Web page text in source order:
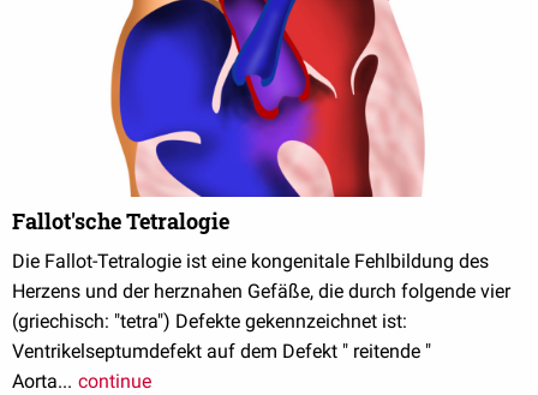
Fallot'sche Tetralogie
Die Fallot-Tetralogie ist eine kongenitale Fehlbildung des
Herzens und der herznahen Gefäße, die durch folgende vier
(griechisch: "tetra") Defekte gekennzeichnet ist:
Ventrikelseptumdefekt auf dem Defekt " reitende "
Aorta... continue